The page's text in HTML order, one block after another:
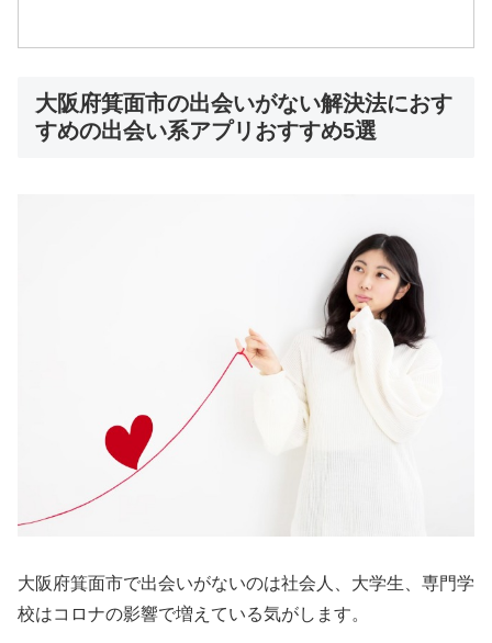
大阪府箕面市の出会いがない解決法におす
すめの出会い系アプリおすすめ5選
大阪府箕面市で出会いがないのは社会人、大学生、専門学
校はコロナの影響で増えている気がします。